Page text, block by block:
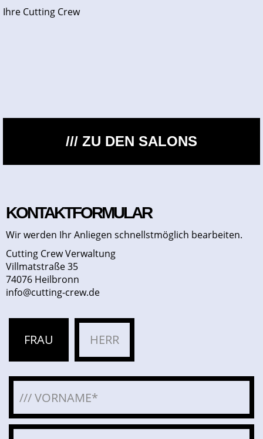
Ihre Cutting Crew
/// ZU DEN SALONS
KONTAKTFORMULAR
Wir werden Ihr Anliegen schnellstmöglich bearbeiten.
Cutting Crew Verwaltung
Villmatstraße 35
74076 Heilbronn
info@cutting-crew.de
FRAU HERR